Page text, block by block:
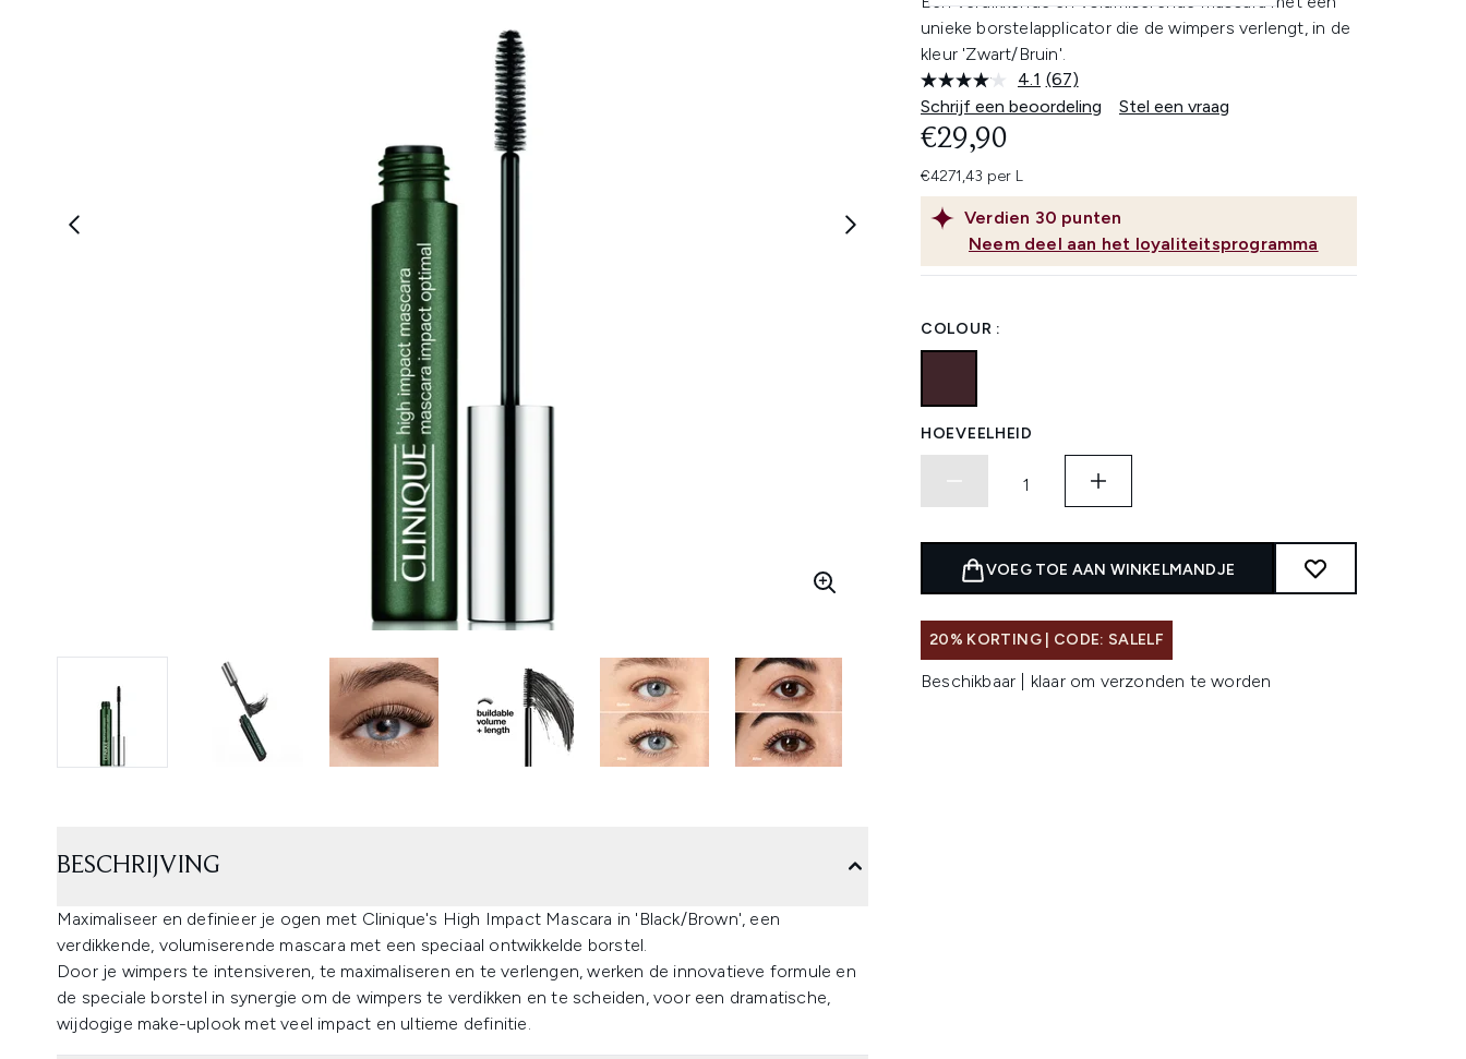
unieke borstelapplicator die de wimpers verlengt, in de
kleur 'Zwart/Bruin'.
4.1 Lees
67
beoordelingen.
(67)
Schrijf een beoordeling
Stel een vraag
Verdien 30 punten
Neem deel aan het loyaliteitsprogramma
€29,90
€4271,43 per L
COLOUR :
HOEVEELHEID
VOEG TOE AAN WINKELMANDJE
20% KORTING | CODE: SALELF
Beschikbaar | klaar om verzonden te worden
BESCHRIJVING
Maximaliseer en definieer je ogen met Clinique's High Impact Mascara in 'Black/Brown', een
verdikkende, volumiserende mascara met een speciaal ontwikkelde borstel.
Door je wimpers te intensiveren, te maximaliseren en te verlengen, werken de innovatieve formule en
de speciale borstel in synergie om de wimpers te verdikken en te scheiden, voor een dramatische,
wijdogige make-uplook met veel impact en ultieme definitie.